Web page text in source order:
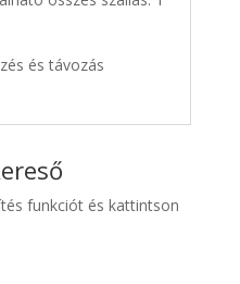
és távozás
funkciót és kattintson